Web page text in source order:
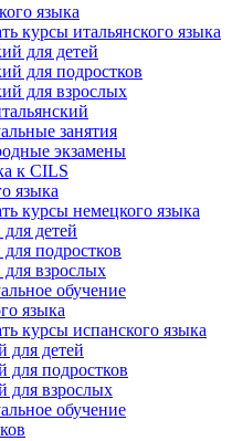
языка
курсы итальянского языка
для детей
для подростков
для взрослых
занятия
экзамены
к CILS
языка
курсы немецкого языка
детей
подростков
взрослых
обучение
языка
курсы испанского языка
для детей
для подростков
для взрослых
обучение